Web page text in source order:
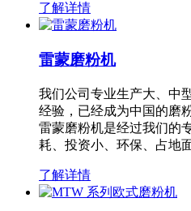
了解详情
雷蒙磨粉机
我们公司专业生产大、中
经验，已经成为中国的磨
雷蒙磨粉机是经过我们的
耗、投资小、环保、占地
了解详情